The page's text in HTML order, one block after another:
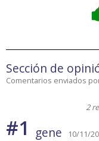
Sección de
Comentarios enviados
2
#1 gene 10/11/